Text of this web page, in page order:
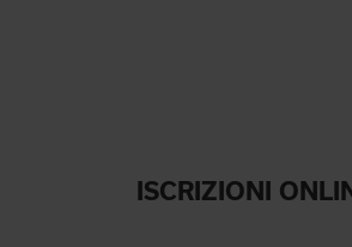
ISCRIZIONI